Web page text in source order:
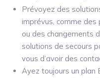
Prévoyez des
imprévus, comme des
ou des changements
solutions de secours
vous d’avoir des
Ayez toujours un plan